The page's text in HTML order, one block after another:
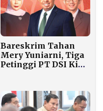
Bareskrim Tahan
Mery Yuniarni, Tiga
Petinggi PT DSI Kini